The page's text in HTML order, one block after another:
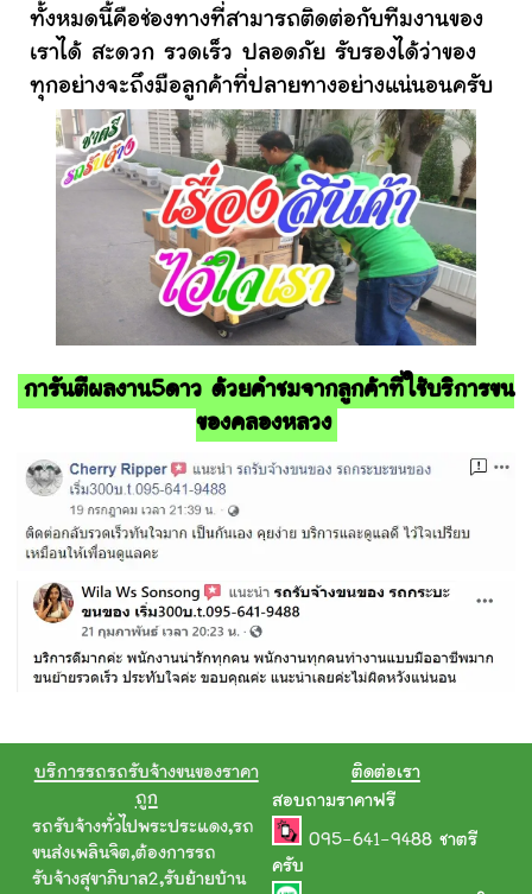
ทั้งหมดนี้คือช่องทางที่สามารถติดต่อกับทีมงานของ
เราได้ สะดวก รวดเร็ว ปลอดภัย รับรองได้ว่าของ
ทุกอย่างจะถึงมือลูกค้าที่ปลายทางอย่างแน่นอนครับ
การันตีผลงาน5ดาว ด้วยคำชมจากลูกค้าที่ใช้บริการขน
ของคลองหลวง
บริการรถรถรับจ้างขนของราคา
ถูก
รถรับจ้างทั่วไปพระประแดง,รถ
ขนส่งเพลินจิต,ต้องการรถ
รับจ้างสุขาภิบาล2,รับย้ายบ้าน
ติดต่อเรา
สอบถามราคาฟรี
095-641-9488 ชาตรี
ครับ